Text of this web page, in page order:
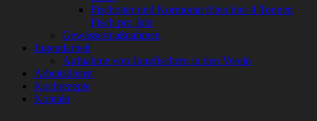
Fischotter und Kormoran töten hier 4 Tonnen
Fisch pro Jahr
Gewässermaßnahmen
Jugendarbeit
Aufnahme von Jungfischern in den Verein
Arbeitsdienst
Kochrezepte
Kontakt